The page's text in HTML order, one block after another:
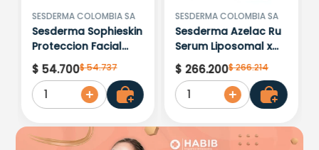
No hay comentarios.
SESDERMA COLOMBIA SA
Sesderma Sophieskin
Proteccion Facial
Kids Hypoallergenic
Spf 500 Moisturising
$ 54.700$54.737
1
SESDERMA COLOMBIA SA
Sesderma Azelac Ru
Serum Liposomal x
30ml
$ 266.200$266.214
1